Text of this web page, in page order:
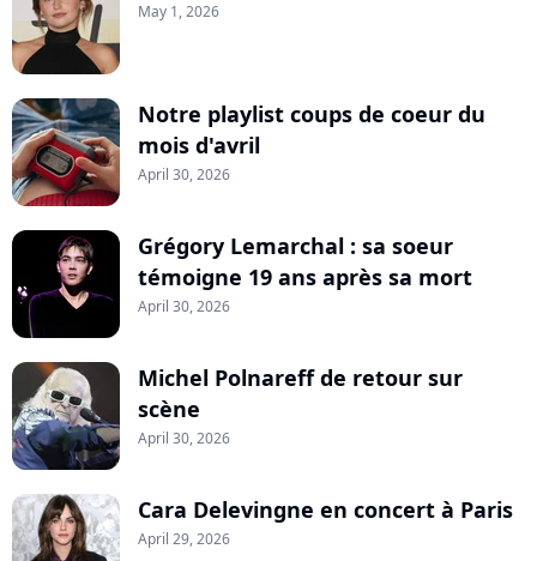
May 1, 2026
Notre playlist coups de coeur du
mois d'avril
April 30, 2026
Grégory Lemarchal : sa soeur
témoigne 19 ans après sa mort
April 30, 2026
Michel Polnareff de retour sur
scène
April 30, 2026
Cara Delevingne en concert à Paris
April 29, 2026